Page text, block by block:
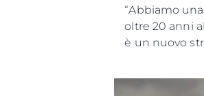
“Abbiamo
oltre 20 anni
è un nuovo